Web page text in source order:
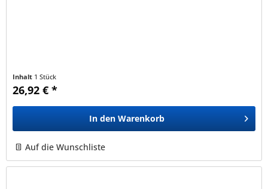
Inhalt 1 Stück
26,92 € *
In den Warenkorb
Auf die Wunschliste